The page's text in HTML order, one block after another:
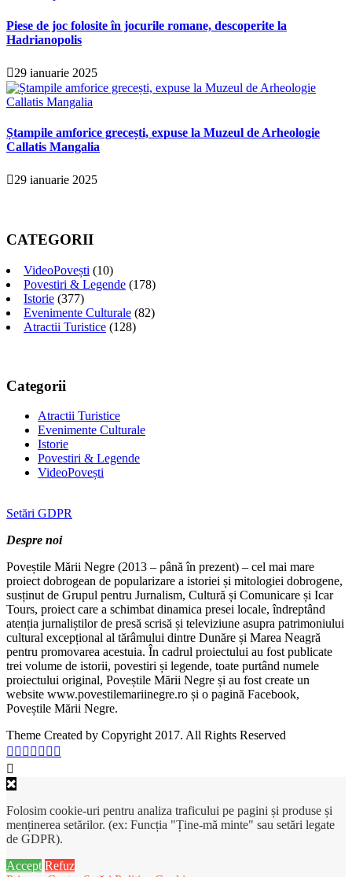
Piese de joc folosite în jocurile romane, descoperite la
Hadrianopolis
29 ianuarie 2025
Ștampile amforice grecești, expuse la Muzeul de Arheologie
Callatis Mangalia
29 ianuarie 2025
CATEGORII
VideoPovești (10)
Povestiri & Legende (178)
Istorie (377)
Evenimente Culturale (82)
Atractii Turistice (128)
Categorii
Atractii Turistice
Evenimente Culturale
Istorie
Povestiri & Legende
VideoPovești
Setări GDPR
Despre noi
Poveștile Mării Negre (2013 – până în prezent) – cel mai mare
proiect dobrogean de popularizare a istoriei și mitologiei dobrogene,
susținut de Grupul pentru Jurnalism, Cultură și Comunicare și Icar
Tours, proiect care a schimbat dinamica presei locale, îndreptând
atenția jurnaliștilor de presă scrisă și televiziune asupra patrimoniului
cultural excepțional al tărâmului dintre Dunăre și Marea Neagră
pentru promovarea acestuia. În cadrul proiectului au fost publicate
trei volume de istorii, povestiri și legende, toate purtând numele
proiectului original, Poveștile Mării Negre și au fost create un
website www.povestilemariinegre.ro și o pagină Facebook,
Poveștile Mării Negre.
Theme Created by Copyright 2017. All Rights Reserved
Folosim cookie-uri pentru analiza traficului pe pagini și produse și
menținerea setărilor. (ex: Funcția "Ține-mă minte" sau setări legate
de GDPR).
Accept Refuz